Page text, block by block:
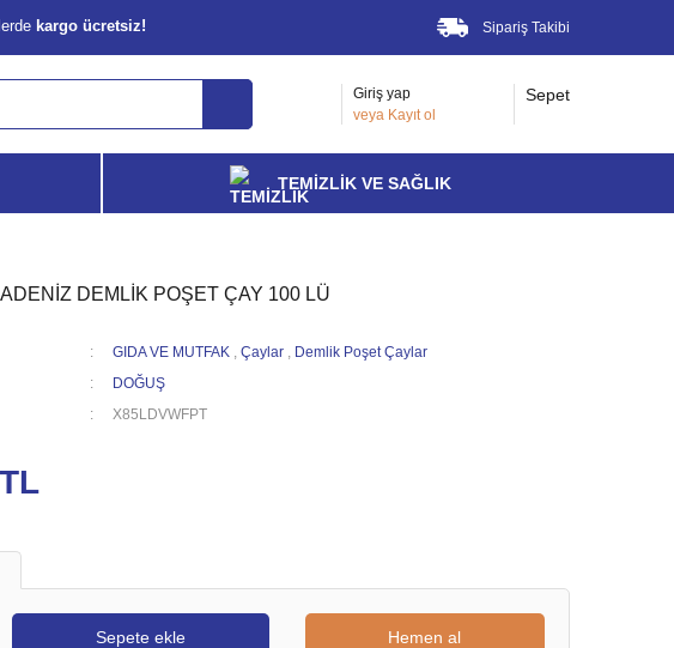
kargo ücretsiz! Sipariş Takibi
Giriş yap
veya Kayıt ol
Sepet
TEMİZLİK VE SAĞLIK
DEMLİK POŞET ÇAY 100 LÜ
GIDA VE MUTFAK , Çaylar , Demlik Poşet Çaylar
DOĞUŞ
X85LDVWFPT
Sepete ekle Hemen al